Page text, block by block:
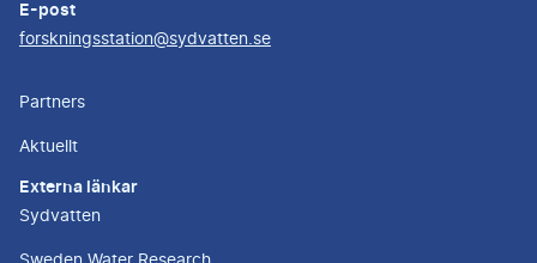
E-post
forskningsstation@sydvatten.se
Partners
Aktuellt
Externa länkar
Sydvatten